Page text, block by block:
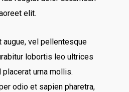
elit.
augue, vel pellentesque
lobortis leo ultrices
urna mollis.
odio et sapien pharetra,